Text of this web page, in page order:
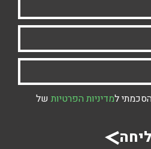
למדיניות הפרטיות של